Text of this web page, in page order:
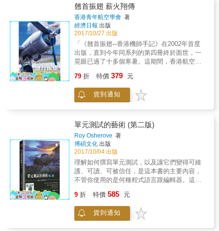
展。&💡被埋沒在歷史中的發明家故事&
「他們來自於世界各地，也來自不同的時
代， 他們是讓電流通過自己雙手的醫師、
用顯微鏡研究自己精子的商店老闆、 接受
豬心移植的病患、對破掉的餐盤感到沮喪的家
庭主婦&hellip;&hellip;」& 在人類發明與創
新的歷程中，不乏知名於世的傑出工程師和科
學家，但也有更多締造了卓著成就的人物，卻
因為時代環境或身分所限而默默無聞。羅瑪在
事，以及他們對於工程學和這個世界舉足輕重
的貢獻。&& 工程學可以揭露我們過去的模
樣，把人類的歷史告訴我們，亦能反映我們當
下的面貌。如果能理解我們所製造出來的東西
如何運作，它也將成為我們通向光明未來的引
路者。& 本書將從小處開始，為你打開那些
表面看來高深莫測的東西，並期望能再一次點
燃你對探索各種人類創新發明的好奇心，進而
啟發你深入複雜但引人入勝的工程學世界。
&&⚙️本書特色⚙️&．探索七種被譽為「文明基
石」的零件背後的技術，以及鮮為人知的發明
家故事。．揭示工程學對於人類的寶貴意義
&mdash;&mdash;工程學的核心從來都是以人
為本，並藉此引領出一條對這個世界更有同理
心的道路。．作者手繪可愛而明瞭的解構圖，
關理論研究及實際工業生產。 本書可供從事材
料開發及雷射增材製造領域的相關工程技術人
員使用，也可供大學相關科系師生閱讀參考。
及其特性與特徵。本書適合大學、科大機械、
材料及相關工程科系之「工程材料」、「機械
材料」課程使用，亦可提供從事於機械、材
料、鑄造、熱處理等方面之研究及工程技術人
員作研讀之書籍。 本書特色1、本書是材料科
學基礎知識的入門書，全書編輯大綱是材料科
學基礎佔四分之三的篇幅，五大類工程材料約
佔四分之一，只做概念性的介紹。2、各種工程
材料的各種性能及其應用，是由材料的內部結
才能循序漸進、融會貫通各種工程材料之性能
及其應用。3、工程材料在各種不同的領域，有
時是關鍵性的材料，若能選擇適材適用，將使
技術學院材料、機械、電機相關科系學生及對
工程材料有興趣的工程師研習。
翹首振翅 薪火翔傳
香港青年航空學會 著
經濟日報 出版
2017/10/27 出版
「《翹首振翅─香港機師手記》在2002年首度
出版，直到今年同系列的第四冊終於面世，一
晃眼已過了十多個寒暑。這期間，香港航空業
迅速發展，能負擔飛機票旅遊的人大幅增加，
這除了造就廉航發展外，亦加大了空域及機場
空航的流量。與此同時，本地對航空業者的需
引有志投身航空業的年青人加入我們，一起努
力將飛行的點點滴滴「翔傳」下去！」──高級
培訓機長馮志亮。 ．全書由28位現職機師，以
及工程師和航空安全主任執筆。 ．全書分四
章，包括「入航需知」、「實戰攻略」、「拉
闊視野」和「飛凡體驗」。 ．書中內容不但實
用，讓有志投身航空業的年青人對業界有認
識，從而及早裝備自己。而且，還有不少機師
日常工作的小情小事可堪玩味，當中包括不少
79 折 特價 379 元
貨到通知
單元測試的藝術 (第二版)
Roy Osherove 著
博碩文化 出版
2017/10/04 出版
理解如何撰寫單元測試，以及讓它們變得可維
護、可讀、可被信任，是這本書的主要內容，
不管你使用的是何種程式語言跟編輯器。這本
互動測試的基礎，介紹了在真實世界撰寫、管
理和維護單元測試的最佳實踐。
9 折 特價 585 元
貨到通知